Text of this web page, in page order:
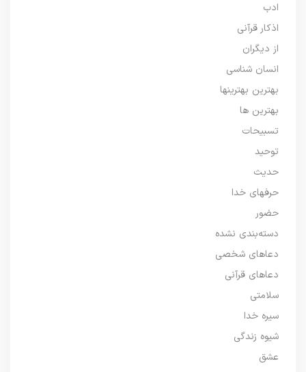
ادب
اذکار قرآنی
از دیگران
انسان شناسی
بهترین بهترینها
بهترین ها
تسبیحات
توحید
حدیث
حرفهای خدا
حضور
دسته‌بندی نشده
دعاهای شخصی
دعاهای قرآنی
سلامتی
سیره خدا
شیوه زندگی
عشق